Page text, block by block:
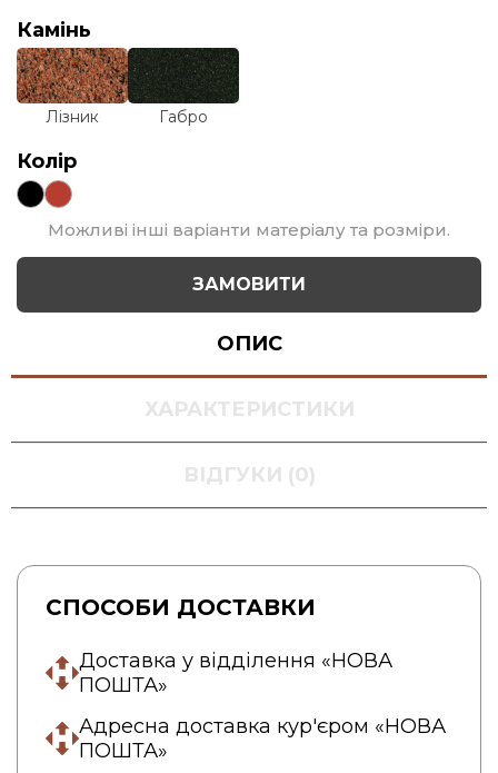
Камінь
Лізник Габро
Колір
Можливі інші варіанти матеріалу та розміри.
ЗАМОВИТИ
ОПИС
ХАРАКТЕРИСТИКИ
ВІДГУКИ (0)
СПОСОБИ ДОСТАВКИ
Доставка у відділення «НОВА
ПОШТА»
Адресна доставка кур'єром «НОВА
ПОШТА»